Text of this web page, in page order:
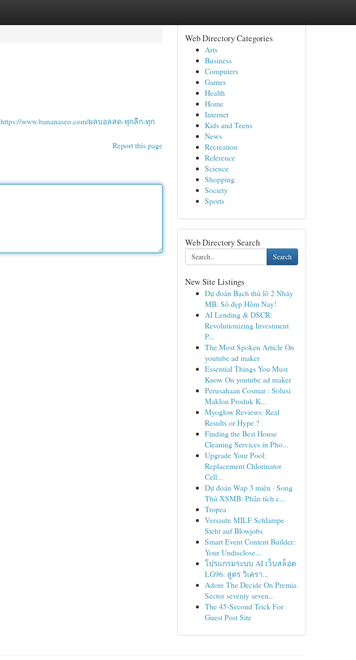
https://www.bananaseo.com/ผลบอลสด-ทุกลีก-ทุก
Report this page
Web Directory Categories
Arts
Business
Computers
Games
Health
Home
Internet
Kids and Teens
News
Recreation
Reference
Science
Shopping
Society
Sports
Web Directory Search
Search
New Site Listings
Dự đoán Bạch thủ lô 2 Nháy
MB: Số đẹp Hôm Nay!
AI Lending & DSCR:
Revolutionizing Investment
P...
The Most Spoken Article On
youtube ad maker
Essential Things You Must
Know On youtube ad maker
Perusahaan Cosmar : Solusi
Maklon Produk K...
Myoglow Reviews: Real
Results or Hype ?
Finding the Best House
Cleaning Services in Pho...
Upgrade Your Pool:
Replacement Chlorinator
Cell...
Dự đoán Wap 3 miền · Song
Thủ XSMB: Phân tích c...
Tropea
Versaute MILF Schlampe
Steht auf Blowjobs
Smart Event Content Builder:
Your Undisclose...
โปรแกรมระบบ AI เว็บสล็อต
LG96: สูตร วิเครา...
Adore The Decide On Premia
Sector seventy seven...
The 45-Second Trick For
Guest Post Site